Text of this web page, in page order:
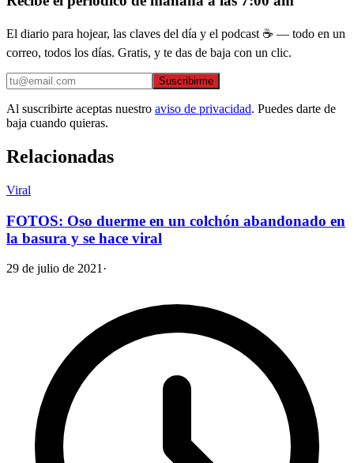
El diario para hojear, las claves del día y el podcast ☕ — todo en un
correo, todos los días. Gratis, y te das de baja con un clic.
Suscribirme
Al suscribirte aceptas nuestro aviso de privacidad. Puedes darte de
baja cuando quieras.
Relacionadas
Viral
FOTOS: Oso duerme en un colchón abandonado en
la basura y se hace viral
29 de julio de 2021 ·